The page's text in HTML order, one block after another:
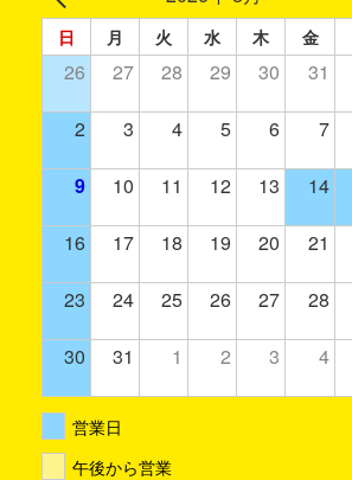
日 月 火 水 木 金
26 27 28 29 30 31
2 3 4 5 6 7
9 10 11 12 13 14
16 17 18 19 20 21
23 24 25 26 27 28
30 31 1 2 3 4
営業日
午後から営業